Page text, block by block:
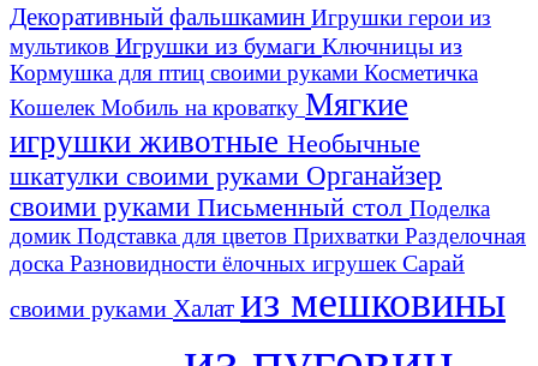
Декоративный фальшкамин Игрушки герои из
мультиков Игрушки из бумаги Ключницы из
Кормушка для птиц своими руками Косметичка
Кошелек Мобиль на кроватку Мягкие
игрушки животные Необычные
шкатулки своими руками Органайзер
своими руками Письменный стол Поделка
домик Подставка для цветов Прихватки Разделочная
доска Разновидности ёлочных игрушек Сарай
своими руками Халат из мешковины